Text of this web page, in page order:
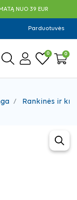
NUO 39 EUR
Parduotuvės
0 0
Rankinės ir